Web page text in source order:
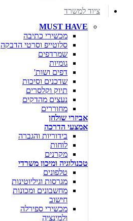
ציוד למשרד
MUST HAVE
מכשירי כתיבה
סלוטייפ וסרטי הדבקה
שמרדפים
גומיות
דפים ושות'
שדכנים וסיכות
תיוק וקלסרים
נעצים מהדקים
מחוררים
אביזרי שולחן
אמצעי הדרכה
בידוריות והגברה
לוחות
מקרנים
טכנולוגיה ומיכון משרדי
טלפונים
מגרסות וגיליוטינות
מחשבונים ומכונות
חישוב
מכשירי ספירלה
ולמינציה